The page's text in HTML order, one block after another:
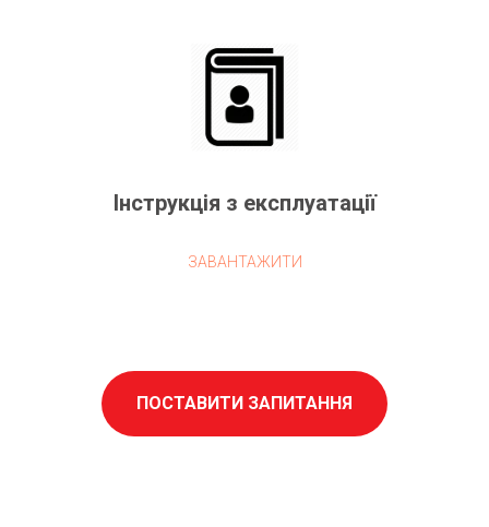
Інструкція з експлуатації
ЗАВАНТАЖИТИ
ПОСТАВИТИ ЗАПИТАННЯ